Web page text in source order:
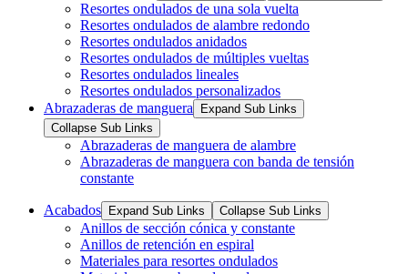
Resortes ondulados de una sola vuelta
Resortes ondulados de alambre redondo
Resortes ondulados anidados
Resortes ondulados de múltiples vueltas
Resortes ondulados lineales
Resortes ondulados personalizados
Abrazaderas de manguera
Expand Sub Links
Collapse Sub Links
Abrazaderas de manguera de alambre
Abrazaderas de manguera con banda de tensión
constante
Acabados Expand Sub Links Collapse Sub Links
Anillos de sección cónica y constante
Anillos de retención en espiral
Materiales para resortes ondulados